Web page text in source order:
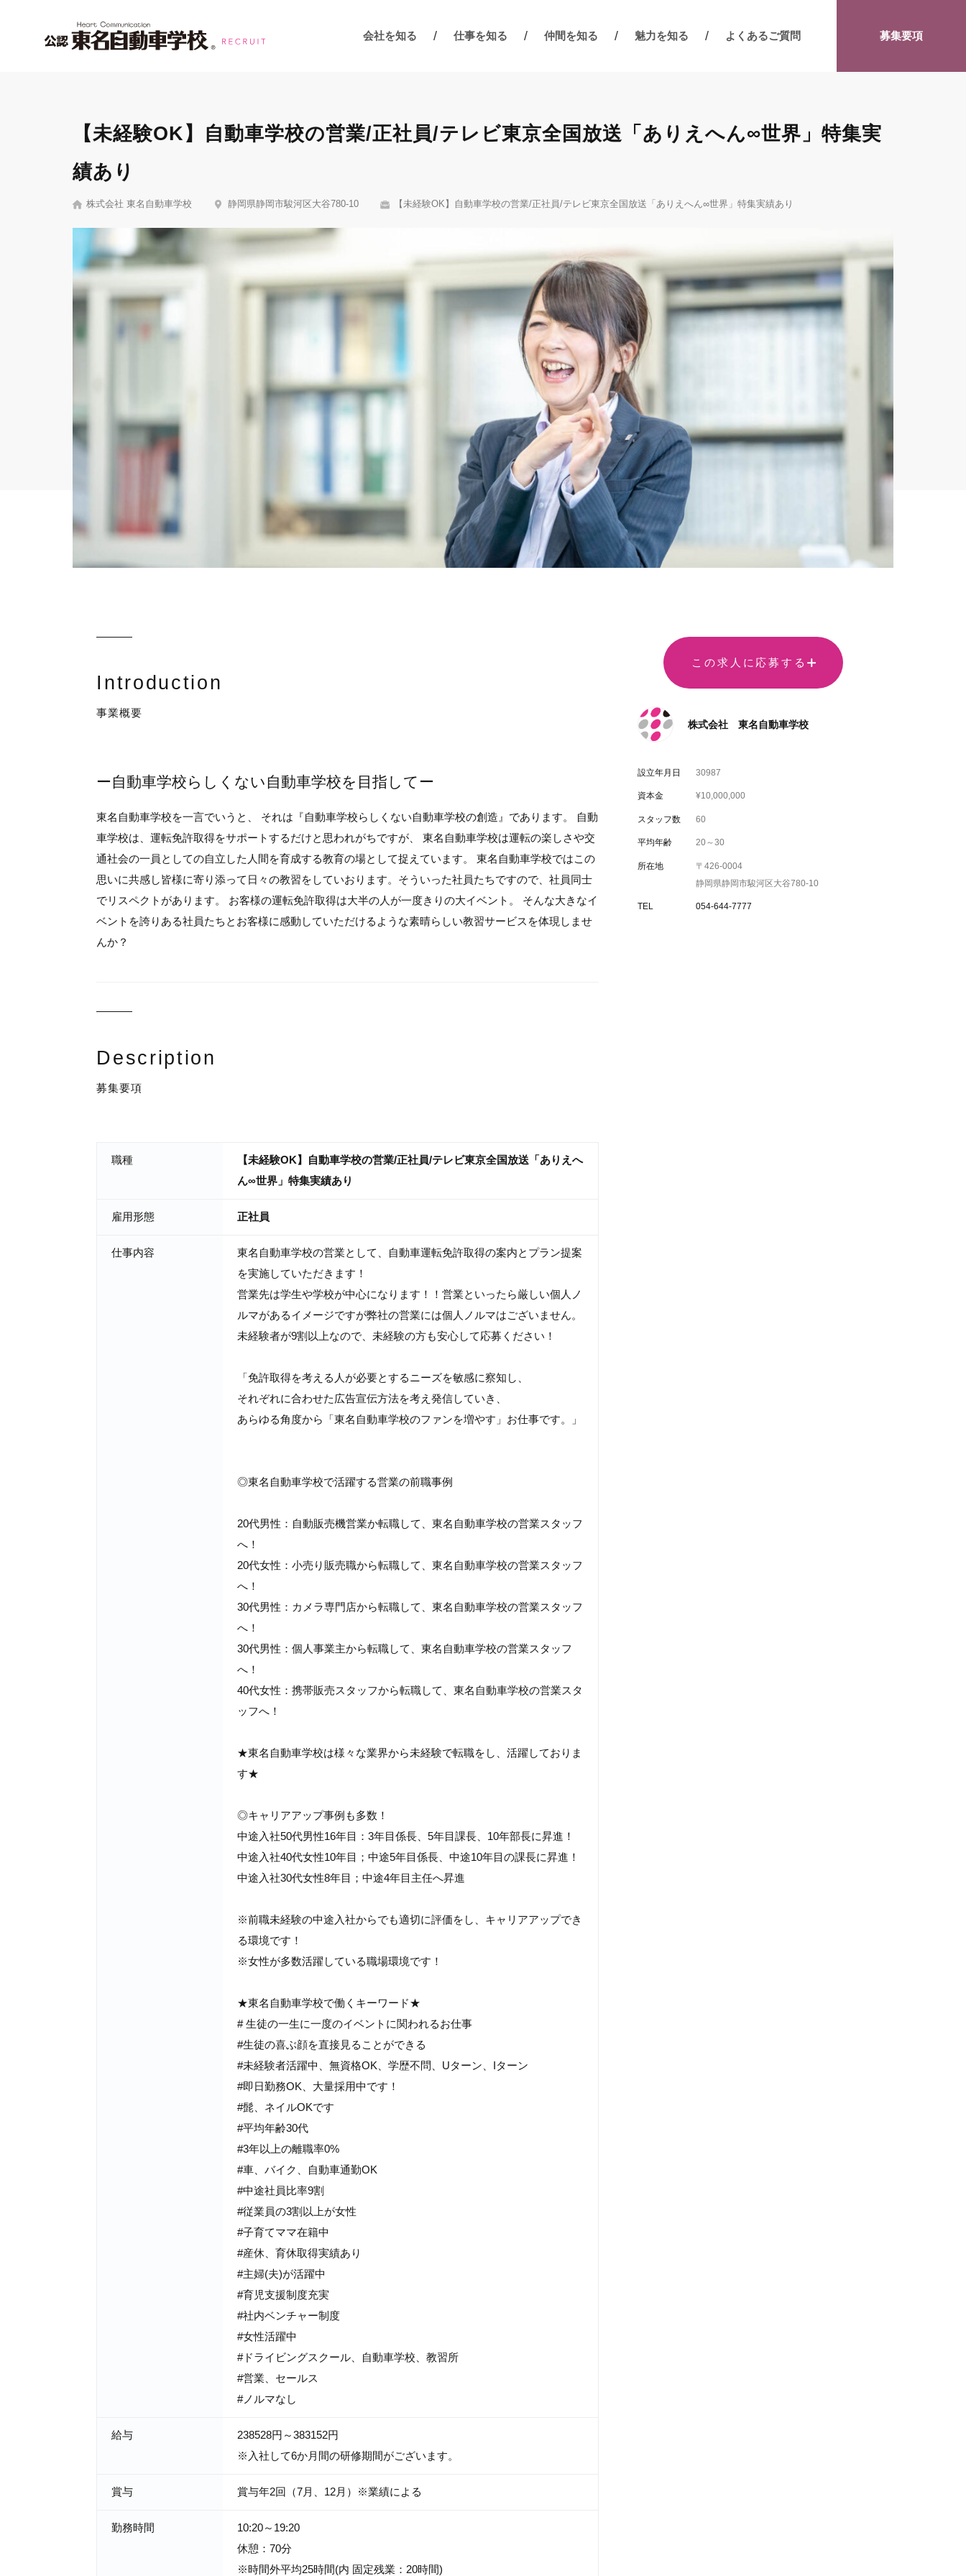
会社を知る 仕事を知る 仲間を知る 魅力を知る よくあるご質問 募集要項
【未経験OK】自動車学校の営業/正社員/テレビ東京全国放送「ありえへん∞世界」特集実
績あり
株式会社 東名自動車学校 静岡県静岡市駿河区大谷780-10 【未経験OK】自動車学校の営業/正社員/テレビ東京全国放送「ありえへん∞世界」特集実績あり
Introduction
事業概要
ー自動車学校らしくない自動車学校を目指してー
東名自動車学校を一言でいうと、 それは『自動車学校らしくない自動車学校の創造』であります。 自動
車学校は、運転免許取得をサポートするだけと思われがちですが、 東名自動車学校は運転の楽しさや交
通社会の一員としての自立した人間を育成する教育の場として捉えています。 東名自動車学校ではこの
思いに共感し皆様に寄り添って日々の教習をしていおります。そういった社員たちですので、社員同士
でリスペクトがあります。 お客様の運転免許取得は大半の人が一度きりの大イベント。 そんな大きなイ
ベントを誇りある社員たちとお客様に感動していただけるような素晴らしい教習サービスを体現しませ
んか？
Description
募集要項
職種
【未経験OK】自動車学校の営業/正社員/テレビ東京全国放送「ありえへ
ん∞世界」特集実績あり
雇用形態 正社員
仕事内容
東名自動車学校の営業として、自動車運転免許取得の案内とプラン提案
を実施していただきます！
営業先は学生や学校が中心になります！！営業といったら厳しい個人ノ
ルマがあるイメージですが弊社の営業には個人ノルマはございません。
未経験者が9割以上なので、未経験の方も安心して応募ください！
「免許取得を考える人が必要とするニーズを敏感に察知し、
それぞれに合わせた広告宣伝方法を考え発信していき、
あらゆる角度から「東名自動車学校のファンを増やす」お仕事です。」
◎東名自動車学校で活躍する営業の前職事例
20代男性：自動販売機営業か転職して、東名自動車学校の営業スタッフ
へ！
20代女性：小売り販売職から転職して、東名自動車学校の営業スタッフ
へ！
30代男性：カメラ専門店から転職して、東名自動車学校の営業スタッフ
へ！
30代男性：個人事業主から転職して、東名自動車学校の営業スタッフ
へ！
40代女性：携帯販売スタッフから転職して、東名自動車学校の営業スタ
ッフへ！
★東名自動車学校は様々な業界から未経験で転職をし、活躍しておりま
す★
◎キャリアアップ事例も多数！
中途入社50代男性16年目：3年目係長、5年目課長、10年部長に昇進！
中途入社40代女性10年目；中途5年目係長、中途10年目の課長に昇進！
中途入社30代女性8年目；中途4年目主任へ昇進
※前職未経験の中途入社からでも適切に評価をし、キャリアアップでき
る環境です！
※女性が多数活躍している職場環境です！
★東名自動車学校で働くキーワード★
# 生徒の一生に一度のイベントに関われるお仕事
#生徒の喜ぶ顔を直接見ることができる
#未経験者活躍中、無資格OK、学歴不問、Uターン、Iターン
#即日勤務OK、大量採用中です！
#髭、ネイルOKです
#平均年齢30代
#3年以上の離職率0%
#車、バイク、自動車通勤OK
#中途社員比率9割
#従業員の3割以上が女性
#子育てママ在籍中
#産休、育休取得実績あり
#主婦(夫)が活躍中
#育児支援制度充実
#社内ベンチャー制度
#女性活躍中
#ドライビングスクール、自動車学校、教習所
#営業、セールス
#ノルマなし
給与
238528円～383152円
※入社して6か月間の研修期間がございます。
賞与 賞与年2回（7月、12月）※業績による
勤務時間
10:20～19:20
休憩：70分
※時間外平均25時間(内 固定残業：20時間)
この求人に応募する
株式会社 東名自動車学校
設立年月日 30987
資本金 ¥10,000,000
スタッフ数 60
平均年齢 20～30
所在地
〒426-0004
静岡県静岡市駿河区大谷780-10
TEL 054-644-7777